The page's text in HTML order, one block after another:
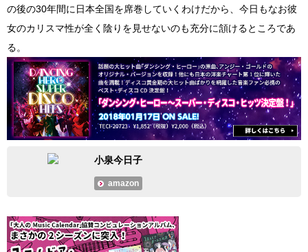
の後の30年間に日本全国を席巻していくわけだから、今日もなお彼
女のカリスマ性が全く陰りを見せないのも充分に頷けるところであ
る。
小泉今日子
amazon